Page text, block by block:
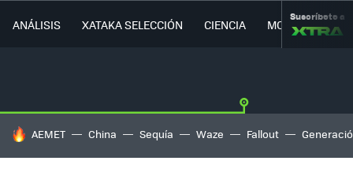
ANÁLISIS XATAKA SELECCIÓN CIENCIA MOVILIDAD
Suscríbete a
HOY SE HABLA DE
AEMET China Sequía Waze Fallout